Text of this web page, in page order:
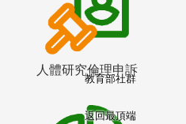
人體研究倫理申訴
教育部社群
返回最頂端